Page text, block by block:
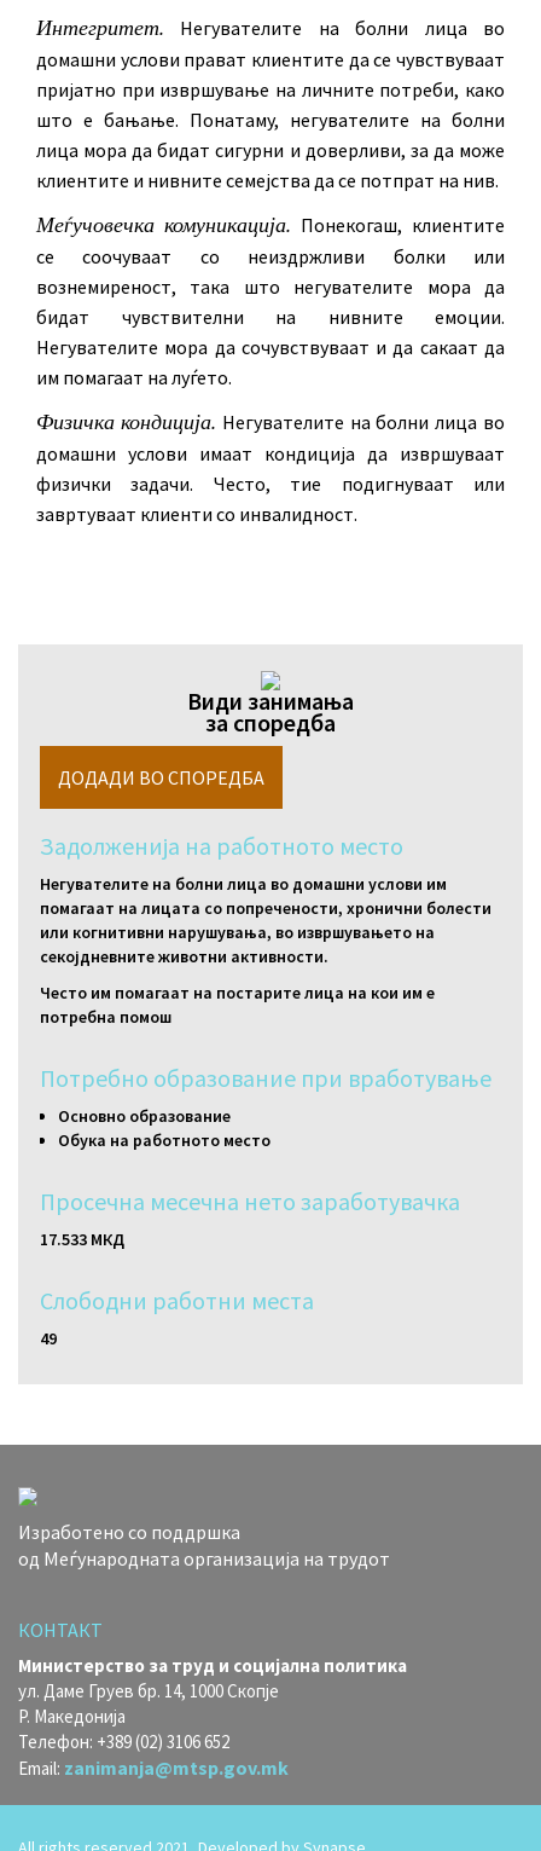
Интегритет.
Негувателите на болни лица во
домашни услови прават клиентите да се чувствуваат
пријатно при извршување на личните потреби, како
што е бањање. Понатаму, негувателите на болни
лица мора да бидат сигурни и доверливи, за да може
клиентите и нивните семејства да се потпрат на нив.
Меѓучовечка комуникација. Понекогаш, клиентите
се соочуваат со неиздржливи болки или
вознемиреност, така што негувателите мора да
бидат чувствителни на нивните емоции.
Негувателите мора да сочувствуваат и да сакаат да
им помагаат на луѓето.
Физичка кондиција. Негувателите на болни лица во
домашни услови имаат кондиција да извршуваат
физички задачи. Често, тие подигнуваат или
завртуваат клиенти со инвалидност.
Види занимања
за споредба
Задолженија на работното место
Негувателите на болни лица во домашни услови им
помагаат на лицата со попречености, хронични болести
или когнитивни нарушувања, во извршувањето на
секојдневните животни активности.
Често им помагаат на постарите лица на кои им е
потребна помош
Потребно образование при вработување
Основно образование
Обука на работното место
Просечна месечна нето заработувачка
17.533 МКД
Слободни работни местa
49
Изработено со поддршка
од Меѓународната организација на трудот
КОНТАКТ
Министерство за труд и социјална политика
ул. Даме Груев бр. 14, 1000 Скопје
Р. Македонија
Телефон: +389 (02) 3106 652
Email: zanimanja@mtsp.gov.mk